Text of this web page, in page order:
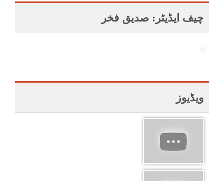
چیف ایڈیٹر: صدیق فخر
ویڈیوز